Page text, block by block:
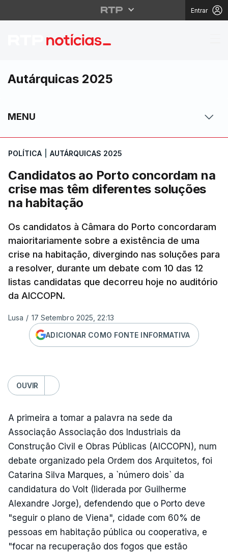
Entrar
Candidatos ao Porto
Autárquicas 2025
MENU
POLÍTICA AUTÁRQUICAS 2025
Candidatos ao Porto concordam na
crise mas têm diferentes soluções
na habitação
Os candidatos à Câmara do Porto concordaram
maioritariamente sobre a existência de uma
crise na habitação, divergindo nas soluções para
a resolver, durante um debate com 10 das 12
listas candidatas que decorreu hoje no auditório
da AICCOPN.
Lusa / 17 Setembro 2025, 22:13
ADICIONAR COMO FONTE INFORMATIVA
OUVIR
A primeira a tomar a palavra na sede da
Associação Associação dos Industriais da
Construção Civil e Obras Públicas (AICCOPN), num
debate organizado pela Ordem dos Arquitetos, foi
Catarina Silva Marques, a `número dois` da
candidatura do Volt (liderada por Guilherme
Alexandre Jorge), defendendo que o Porto deve
"seguir o plano de Viena", cidade com 60% de
pessoas em habitação pública ou cooperativa, e
"focar na recuperação dos fogos que estão